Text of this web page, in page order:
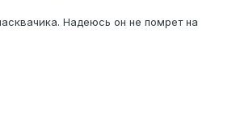
Надеюсь он не помрет на